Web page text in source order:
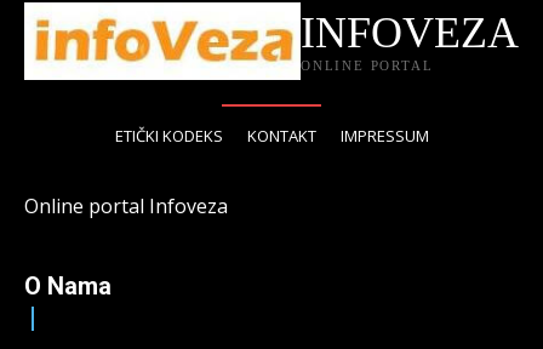
INFOVEZA
ONLINE PORTAL
ETIČKI KODEKS KONTAKT IMPRESSUM
Online portal Infoveza
O Nama